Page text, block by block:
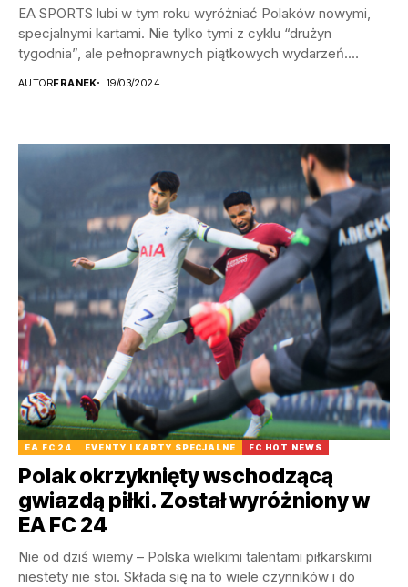
EA SPORTS lubi w tym roku wyróżniać Polaków nowymi,
specjalnymi kartami. Nie tylko tymi z cyklu “drużyn
tygodnia”, ale pełnoprawnych piątkowych wydarzeń.
AUTORFRANEK 19/03/2024
EA FC 24 EVENTY I KARTY SPECJALNE FC HOT NEWS
Polak okrzyknięty wschodzącą
gwiazdą piłki. Został wyróżniony w
EA FC 24
Nie od dziś wiemy – Polska wielkimi talentami piłkarskimi
niestety nie stoi. Składa się na to wiele czynników i do